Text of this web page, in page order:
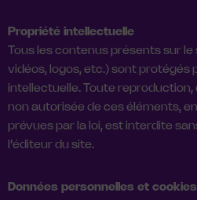
Propriété intellectuelle
Tous les contenus présents sur
vidéos, logos, etc.) sont protégés
intellectuelle. Toute
non autorisée de ces éléments,
prévues par la loi, est interdite
l’éditeur du site.
Données personnelles et cookies